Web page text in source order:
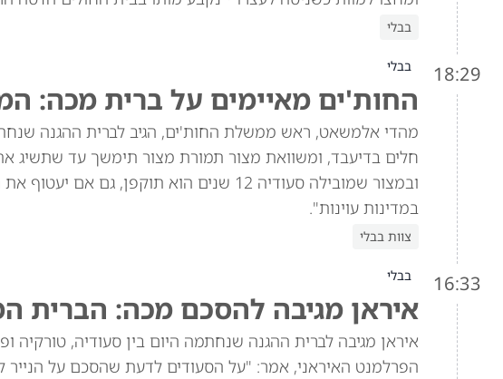
בבלי
18:29 בבלי
החות'ים מאיימים על ברית מכה:
מהדי אלמשאט, ראש ממשלת החות'ים, הגיב לברית ההגנה
חלים בדיעבד, ומשוואת מצור תמורת מצור תימשך עד
ובמצור שמובילה סעודיה 12 שנים הוא
במדינות עוינות".
צוות בבלי
16:33 בבלי
איראן מגיבה להסכם מכה: הברית
איראן מגיבה לברית ההגנה שנחתמה היום בין סעודיה, טורקיה
הפרלמנט האיראני, אמר: "על הסעודים לדעת שהסכם על הנייר